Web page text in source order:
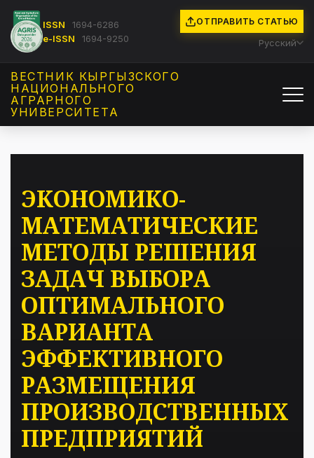
ISSN
1694-6286
e-ISSN
1694-9250
ОТПРАВИТЬ СТАТЬЮ
Русский
ВЕСТНИК КЫРГЫЗCКОГО
НАЦИОНАЛЬНОГО
АГРАРНОГО
УНИВЕРСИТЕТА
ЭКОНОМИКО-
МАТЕМАТИЧЕСКИЕ
МЕТОДЫ РЕШЕНИЯ
ЗАДАЧ ВЫБОРА
ОПТИМАЛЬНОГО
ВАРИАНТА
ЭФФЕКТИВНОГО
РАЗМЕЩЕНИЯ
ПРОИЗВОДСТВЕННЫХ
ПРЕДПРИЯТИЙ